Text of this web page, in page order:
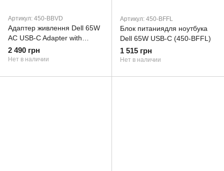
Артикул: 450-BBVD
Адаптер живлення Dell 65W
AC USB-C Adapter with
Power Cord - Europe (450-
BBVD)
2 490 грн
Нет в наличии
Артикул: 450-BFFL
Блок питаниядля ноутбука
Dell 65W USB-C (450-BFFL)
1 515 грн
Нет в наличии